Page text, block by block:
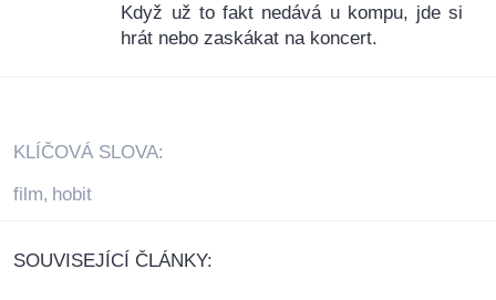
Když už to fakt nedává u kompu, jde si
hrát nebo zaskákat na koncert.
KLÍČOVÁ SLOVA:
film, hobit
SOUVISEJÍCÍ ČLÁNKY: